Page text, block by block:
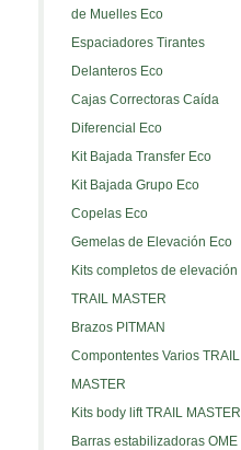
de Muelles Eco
Espaciadores Tirantes
Delanteros Eco
Cajas Correctoras Caída
Diferencial Eco
Kit Bajada Transfer Eco
Kit Bajada Grupo Eco
Copelas Eco
Gemelas de Elevación Eco
Kits completos de elevación
TRAIL MASTER
Brazos PITMAN
Compontentes Varios TRAIL
MASTER
Kits body lift TRAIL MASTER
Barras estabilizadoras OME